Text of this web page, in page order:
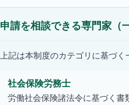
申請を相談できる専門家（
上記は本制度のカテゴリに基づ
社会保険労務士
労働社会保険諸法令に基づく書